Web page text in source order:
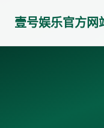
壹号娱乐官方网